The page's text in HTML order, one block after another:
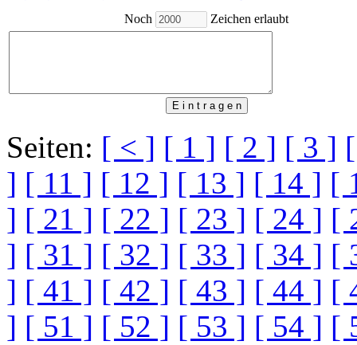
Noch Zeichen erlaubt
Seiten: [ < ] [ 1 ] [ 2 ] [ 3 ]
] [ 11 ] [ 12 ] [ 13 ] [ 14 ] [
] [ 21 ] [ 22 ] [ 23 ] [ 24 ] [
] [ 31 ] [ 32 ] [ 33 ] [ 34 ] [
] [ 41 ] [ 42 ] [ 43 ] [ 44 ] [
] [ 51 ] [ 52 ] [ 53 ] [ 54 ] [